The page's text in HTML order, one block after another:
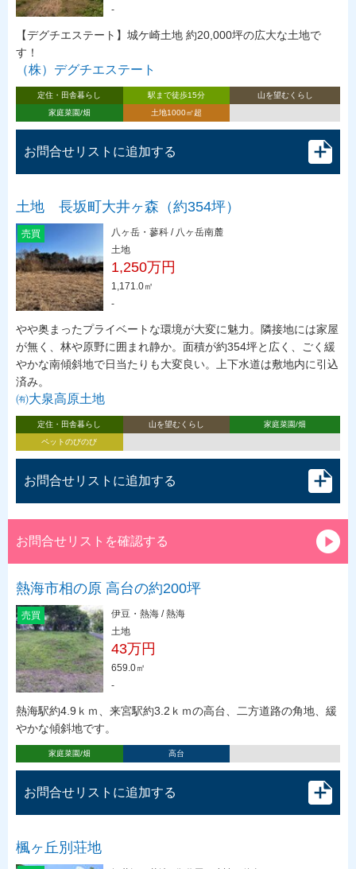
-
【デグチエステート】城ケ崎土地 約20,000坪の広大な土地で
す！
（株）デグチエステート
定住・田舎暮らし 駅まで徒歩15分
山を望むくらし
家庭菜園/畑
土地1000㎡超
お問合せリストに追加する
土地 長坂町大井ヶ森（約354坪）
売買
八ヶ岳・蓼科 / 八ヶ岳南麓
土地
1,250万円
1,171.0㎡
-
やや奥まったプライベートな環境が大変に魅力。隣接地には家屋
が無く、林や原野に囲まれ静か。面積が約354坪と広く、ごく緩
やかな南傾斜地で日当たりも大変良い。上下水道は敷地内に引込
済み。
㈲大泉高原土地
定住・田舎暮らし 山を望むくらし
家庭菜園/畑
ペットのびのび
お問合せリストに追加する
お問合せリストを確認する
熱海市相の原 高台の約200坪
売買
伊豆・熱海 / 熱海
土地
43万円
659.0㎡
-
熱海駅約4.9ｋｍ、来宮駅約3.2ｋｍの高台、二方道路の角地、緩
やかな傾斜地です。
家庭菜園/畑 高台
お問合せリストに追加する
楓ヶ丘別荘地